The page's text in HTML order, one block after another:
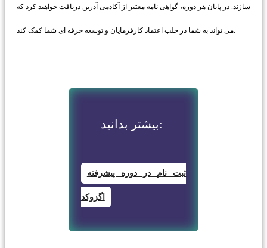
سازند. در پایان هر دوره، گواهی نامه معتبر از آکادمی آذرین دریافت خواهید کرد که
می تواند به شما در جلب اعتماد کارفرمایان و توسعه حرفه ای شما کمک کند.
بیشتر بدانید:
ثبت نام در دوره پیشرفته
اگزوکد